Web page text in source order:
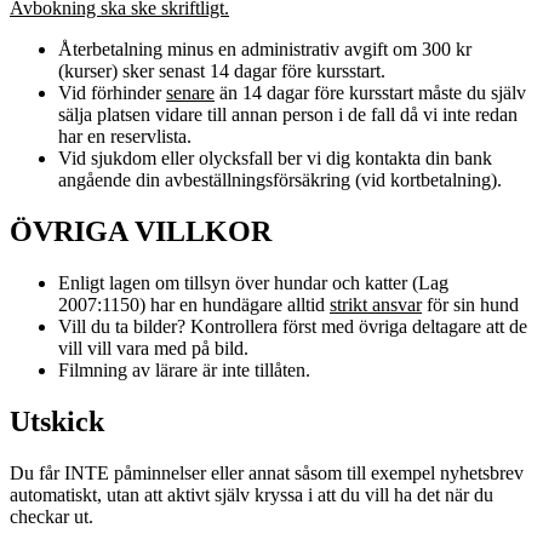
Avbokning ska ske skriftligt.
Återbetalning minus en administrativ avgift om 300 kr
(kurser) sker senast 14 dagar före kursstart.
Vid förhindersenare än 14 dagar före kursstart måste du själv
sälja platsen vidare till annan person i de fall då vi inte redan
har en reservlista.
Vid sjukdom eller olycksfall ber vi dig kontakta din bank
angående din avbeställningsförsäkring (vid kortbetalning).
ÖVRIGA VILLKOR
Enligt lagen om tillsyn över hundar och katter (Lag
2007:1150) har en hundägare alltid strikt ansvarför sin hund
Vill du ta bilder? Kontrollera först med övriga deltagare att de
vill vill vara med på bild.
Filmning av lärare är inte tillåten.
Utskick
Du får INTE påminnelser eller annat såsom till exempel nyhetsbrev
automatiskt, utan att aktivt själv kryssa i att du vill ha det när du
checkar ut.